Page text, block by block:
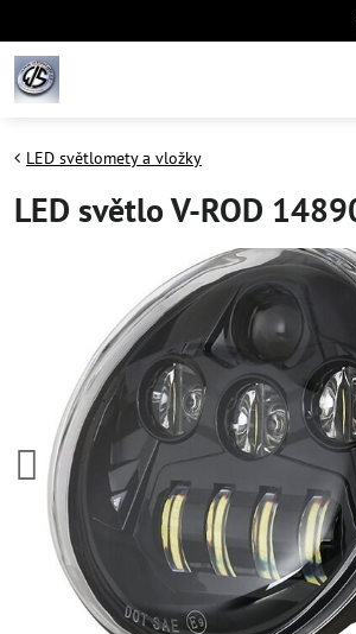
LED světlomety a vložky
LED světlo V-ROD